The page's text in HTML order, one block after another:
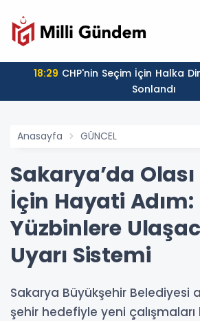
18:29
Sonlandı
Anasayfa GÜNCEL
Sakarya’da
İçin Hayati Adım:
Yüzbinlere
Uyarı Sistemi
Sakarya Büyükşehir Belediyesi
şehir hedefiyle yeni